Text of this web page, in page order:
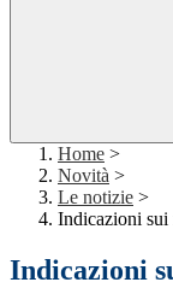
Home >
Novità >
Le notizie >
Indicazioni sui
Indicazioni